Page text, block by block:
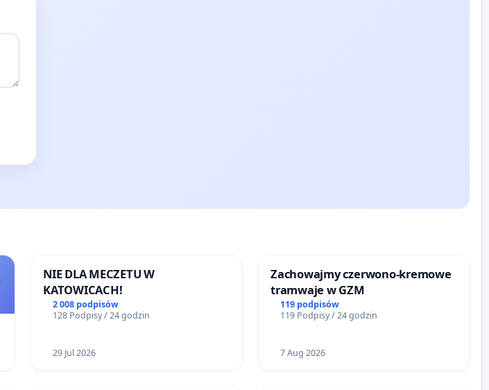
NIE DLA MECZETU W
KATOWICACH!
2 008 podpisów
128 Podpisy / 24 godzin
29 Jul 2026
Zachowajmy czerwono-kremowe
tramwaje w GZM
119 podpisów
119 Podpisy / 24 godzin
7 Aug 2026